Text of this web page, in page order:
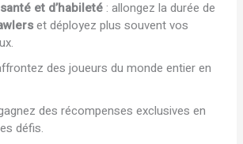
et d’habileté : allongez la durée de
et déployez plus souvent vos
des joueurs du monde entier en
des récompenses exclusives en
défis.